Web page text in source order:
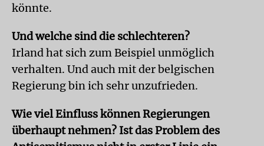
könnte.
Und welche sind die schlechteren?
Irland hat sich zum Beispiel unmöglich
verhalten. Und auch mit der belgischen
Regierung bin ich sehr unzufrieden.
Wie viel Einfluss können Regierungen
überhaupt nehmen? Ist das Problem des